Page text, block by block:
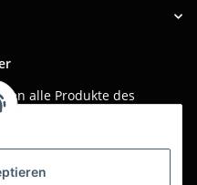
alle Produkte des
Online-Preisen mit
Tischgedeck, Servietten,